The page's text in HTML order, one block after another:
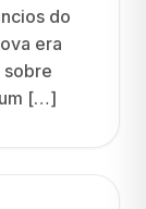
do
era
sobre
[…]